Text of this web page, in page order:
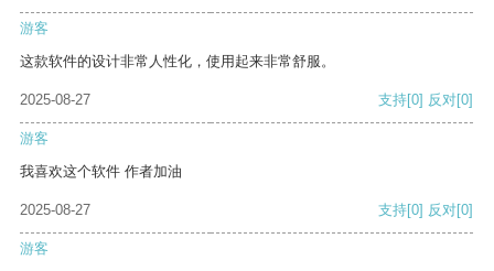
游客
这款软件的设计非常人性化，使用起来非常舒服。
2025-08-27 支持[0] 反对[0]
游客
我喜欢这个软件 作者加油
2025-08-27 支持[0] 反对[0]
游客